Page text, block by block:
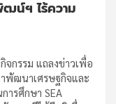
ฒน์ฯ ไร้ความ
จกรรม แถลงข่าวเพื่อ
พัฒนาเศรษฐกิจและ
ารศึกษา SEA